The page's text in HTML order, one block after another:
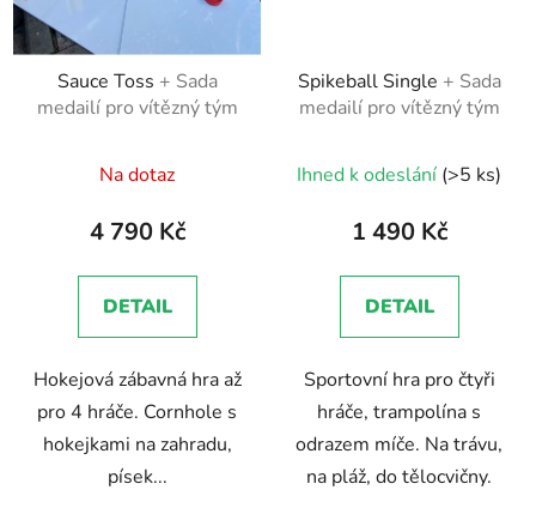
Sauce Toss + Sada
medailí pro vítězný tým
Na dotaz
4 790 Kč
DETAIL
Hokejová zábavná hra až
pro 4 hráče. Cornhole s
hokejkami na zahradu,
písek...
Spikeball Single + Sada
medailí pro vítězný tým
Ihned k odeslání (>5 ks)
1 490 Kč
DETAIL
Sportovní hra pro čtyři
hráče, trampolína s
odrazem míče. Na trávu,
na pláž, do tělocvičny.